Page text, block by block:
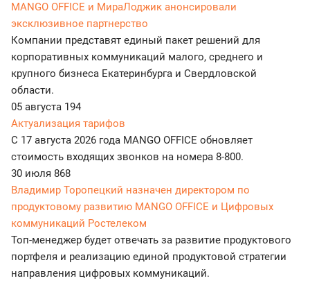
MANGO OFFICE и МираЛоджик анонсировали
эксклюзивное партнерство
Компании представят единый пакет решений для
корпоративных коммуникаций малого, среднего и
крупного бизнеса Екатеринбурга и Свердловской
области.
05 августа 194
Актуализация тарифов
С 17 августа 2026 года MANGO OFFICE обновляет
стоимость входящих звонков на номера 8-800.
30 июля 868
Владимир Торопецкий назначен директором по
продуктовому развитию MANGO OFFICE и Цифровых
коммуникаций Ростелеком
Топ-менеджер будет отвечать за развитие продуктового
портфеля и реализацию единой продуктовой стратегии
направления цифровых коммуникаций.